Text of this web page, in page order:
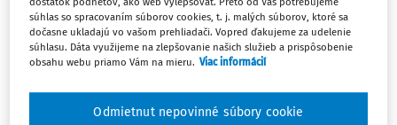
pandémie koronavírusu predlžujú osobitné pravidlá a postupy.
Týkajú sa prípadov vykonávania zárobkovej činnosti na území
členských štátov EÚ, Nórska, Islandu, Lichtenštajnska
súhlas so spracovaním súborov cookies, t. j. malých súborov, ktoré sa
dočasne ukladajú vo vašom prehliadači. Vopred ďakujeme za udelenie
súhlasu. Dáta využijeme na zlepšovanie našich služieb a prispôsobenie
obsahu webu priamo Vám na mieru. Viac informácií
Odmietnut nepovinné súbory cookie